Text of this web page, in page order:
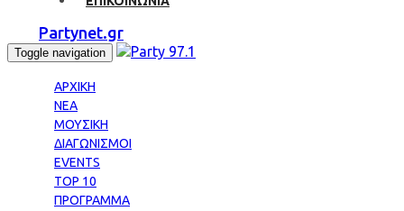
Partynet.gr
Toggle navigation
ΑΡΧΙΚΗ
ΝΕΑ
ΜΟΥΣΙΚΗ
ΔΙΑΓΩΝΙΣΜΟΙ
EVENTS
TOP 10
ΠΡΟΓΡΑΜΜΑ